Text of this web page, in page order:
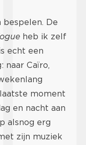
De
heb ik zelf
echt een
naar Caïro,
moment
en nacht aan
alsnog erg
zijn muziek